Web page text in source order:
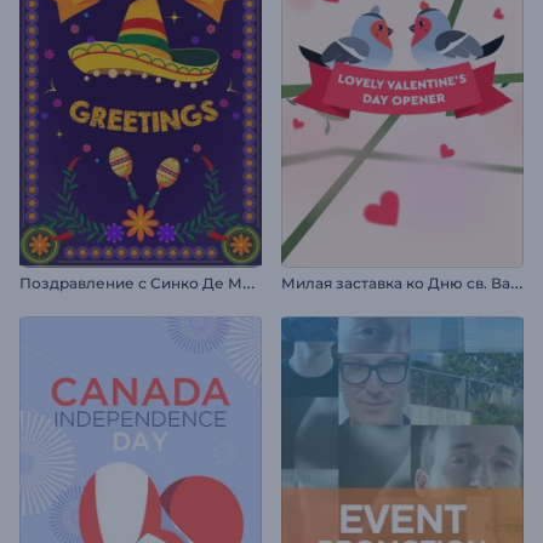
П
оздравление с Синко Де Майо М
илая заставка ко Дню св. Валентина